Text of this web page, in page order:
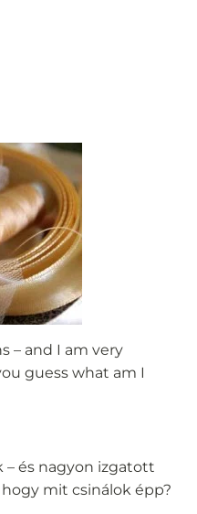
– and I am very
guess what am I
– és nagyon izgatott
mit csinálok épp?